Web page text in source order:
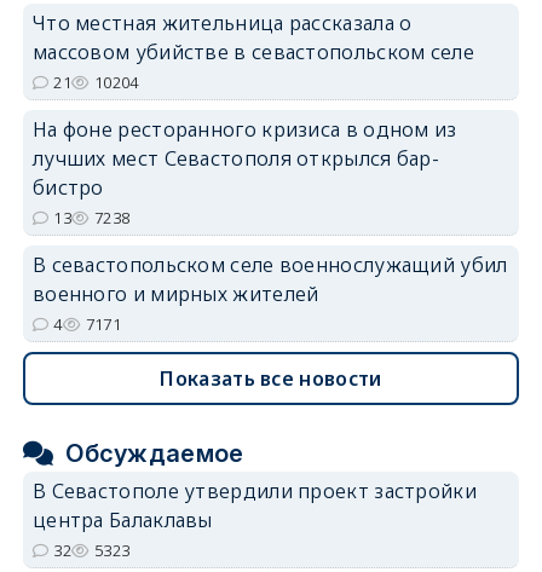
Что местная жительница рассказала о
массовом убийстве в севастопольском селе
21 10204
На фоне ресторанного кризиса в одном из
лучших мест Севастополя открылся бар-
бистро
13 7238
В севастопольском селе военнослужащий убил
военного и мирных жителей
4 7171
Показать все новости
Обсуждаемое
В Севастополе утвердили проект застройки
центра Балаклавы
32 5323